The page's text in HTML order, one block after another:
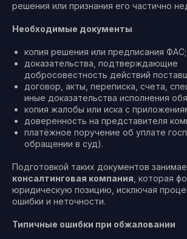
решения или признания его частично
Необходимые документы
копия решения или предписания ФАС;
доказательства, подтверждающие
добросовестность действий
договор, акты, переписка, счета,
иные доказательства исполнения
копия жалобы или иска с
доверенность на представителя
платёжное поручение об уплате
обращении в суд).
Подготовкой таких документов
консалтинговая компания , которая
юридическую позицию, исключая
ошибки и неточности.
Типичные ошибки при обжаловании